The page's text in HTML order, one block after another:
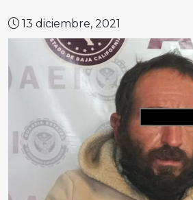
13 diciembre, 2021